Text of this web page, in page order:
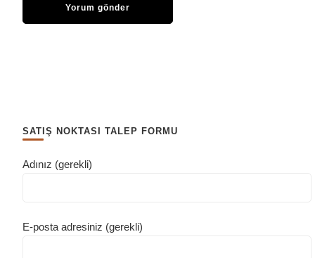
SATIŞ NOKTASI TALEP FORMU
Adınız (gerekli)
E-posta adresiniz (gerekli)